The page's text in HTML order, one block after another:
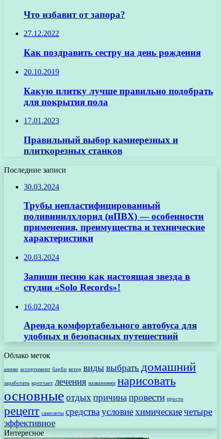
Что избавит от запора?
27.12.2022
Как поздравить сестру на день рождения
20.10.2019
Какую плитку лучше правильно подобрать
для покрытия пола
17.01.2023
Правильный выбор камнерезных и
плиткорезных станков
Последние записи
30.03.2024
Трубы непластифицированный
поливинилхлорид (нПВХ) — особенности
применения, преимущества и технические
характеристики
20.03.2024
Запиши песню как настоящая звезда в
студии «Solo Records»!
16.02.2024
Аренда комфортабельного автобуса для
удобных и безопасных путешествий
Облако меток
аниме ассортимент барби ветер видывыбрать домашний
заработать крепчает лечения названиями нарисовать
основные отдых причина провести просто
рецепт самолеты средства условиехимическиечетыре
эффективное
Интересное